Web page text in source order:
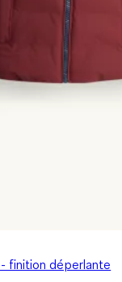
finition déperlante